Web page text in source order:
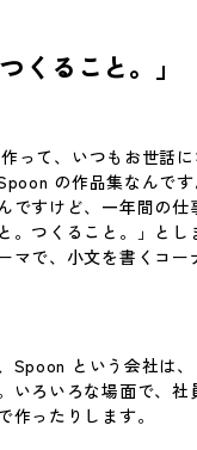
くること。」
って、いつもお世話
の作品集なんで
ですけど、一年間の
。つくること。」と
マで、小文を書くコ
Spoon という会社は
いろいろな場面で、
ったりします。